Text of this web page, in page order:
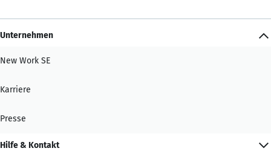
Unternehmen
New Work SE
Karriere
Presse
Hilfe & Kontakt